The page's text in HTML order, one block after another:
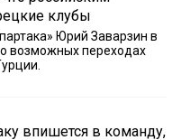
клубы
Юрий Заварзин в
возможных переходах